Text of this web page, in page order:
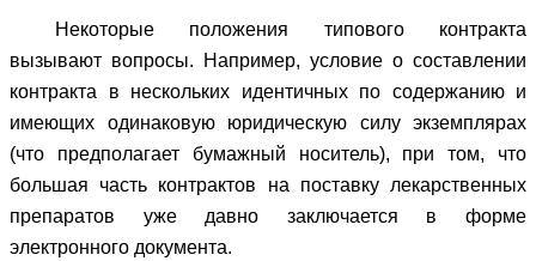
Некоторые положения типового контракта
вызывают вопросы. Например, условие о составлении
контракта в нескольких идентичных по содержанию и
имеющих одинаковую юридическую силу экземплярах
(что предполагает бумажный носитель), при том, что
большая часть контрактов на поставку лекарственных
препаратов уже давно заключается в форме
электронного документа.